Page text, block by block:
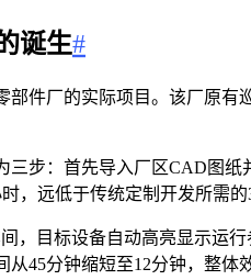
诞生#
件厂的实际项目。该厂原
步：首先导入厂区CAD图
，远低于传统定制开发所需的
，目标设备自动高亮显示运
45分钟缩短至12分钟，整体